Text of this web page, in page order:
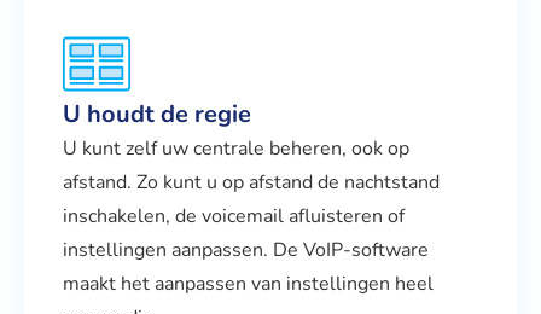
U houdt de regie
U kunt zelf uw centrale beheren, ook op
afstand. Zo kunt u op afstand de nachtstand
inschakelen, de voicemail afluisteren of
instellingen aanpassen. De VoIP-software
maakt het aanpassen van instellingen heel